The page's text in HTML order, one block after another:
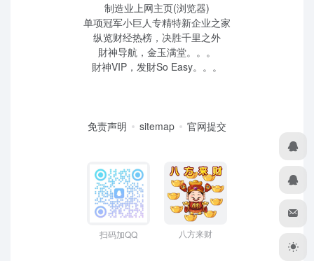
制造业上网主页(浏览器)
单项冠军小巨人专精特新企业之家
纵览财经热榜，决胜千里之外
財神导航，金玉满堂。。。
財神VIP，发財So Easy。。。
免责声明 sitemap 官网提交
扫码加QQ 八方来财